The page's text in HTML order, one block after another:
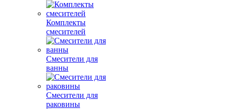
Комплекты
смесителей
Смесители для
ванны
Смесители для
раковины